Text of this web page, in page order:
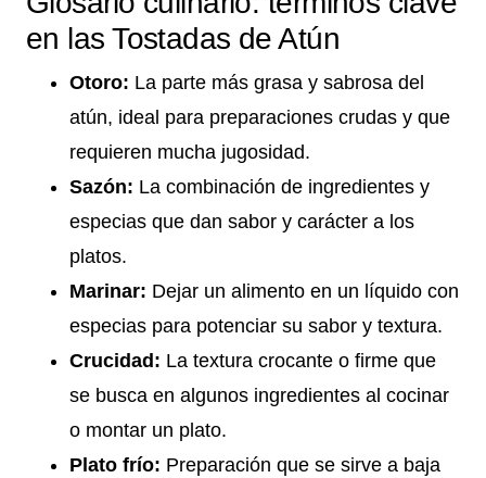
en las Tostadas de Atún
Otoro: La parte más grasa y sabrosa del
atún, ideal para preparaciones crudas y que
requieren mucha jugosidad.
Sazón: La combinación de ingredientes y
especias que dan sabor y carácter a los
platos.
Marinar: Dejar un alimento en un líquido con
especias para potenciar su sabor y textura.
Crucidad: La textura crocante o firme que
se busca en algunos ingredientes al cocinar
o montar un plato.
Plato frío: Preparación que se sirve a baja